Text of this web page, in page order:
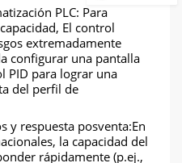
PLC: Para
El control
extremadamente
configurar una pantalla
PID para lograr una
del perfil de
y respuesta posventa:En
la capacidad del
rápidamente (p.ej.,